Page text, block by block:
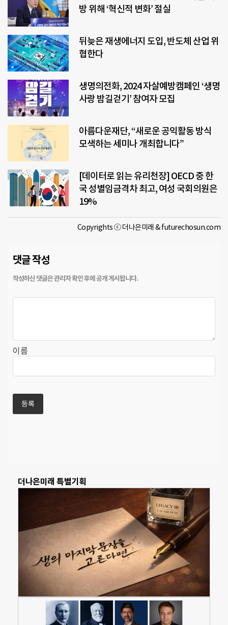
방 위해 ‘혁신적 변화’ 절실
뒤늦은 재생에너지 도입, 반도체 산업 위
협한다
생명의전화, 2024 자살예방캠페인 ‘생명
사랑 밤길걷기’ 참여자 모집
아름다운재단, “새로운 공익활동 방식
모색하는 세미나 개최합니다”
[데이터로 읽는 유리천장] OECD 중 한
국 성별임금격차 최고, 여성 국회의원은
19%
Copyrights ⓒ 더나은미래 & futurechosun.com
댓글 작성
이름
더나은미래 특별기획